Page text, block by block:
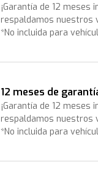
¡Garantía de 12 meses
respaldamos nuestros
*No incluida para
12 meses de
¡Garantía de 12 meses
respaldamos nuestros
*No incluida para